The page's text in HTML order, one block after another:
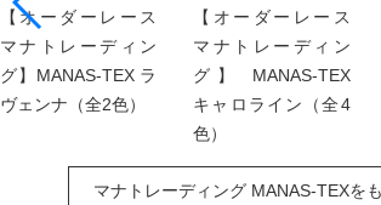
【オーダーレース
マナトレーディン
グ】MANAS-TEX ラ
ヴェンナ（全2色）
【オーダーレース
マナトレーディン
グ】 MANAS-TEX
キャロライン（全4
色）
マナトレーディング MANAS-TEXを